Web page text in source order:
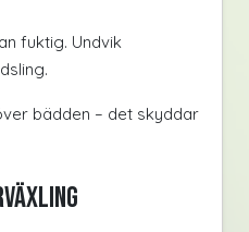
fuktig. Undvik
bädden – det skyddar